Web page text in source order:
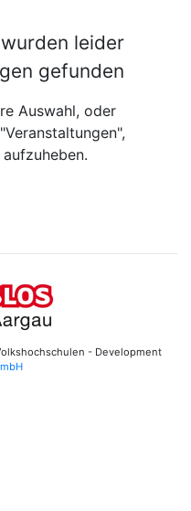
leider
gefunden
Auswahl, oder
- Development